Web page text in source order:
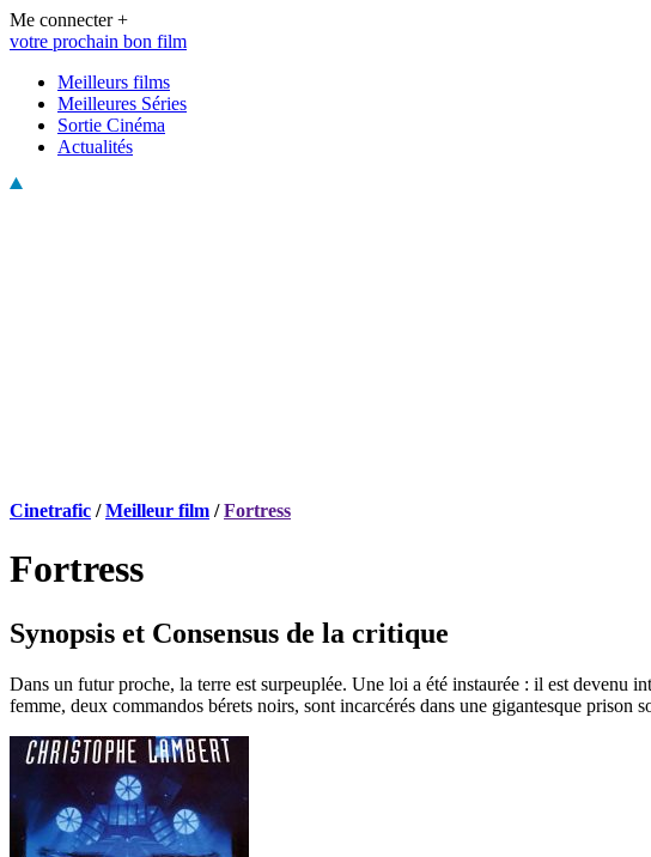
Me connecter +
votre prochain bon film
Meilleurs films
Meilleures Séries
Sortie Cinéma
Actualités
Cinetrafic /Meilleur film /Fortress
Fortress
Synopsis et Consensus de la critique
Dans un futur proche, la terre est surpeuplée. Une loi a été instaurée : il est devenu
femme, deux commandos bérets noirs, sont incarcérés dans une gigantesque prison